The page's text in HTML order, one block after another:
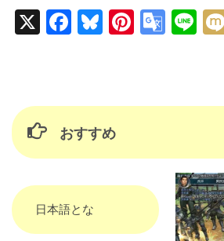
X Facebook
Bluesky
おすすめ
日本語とな